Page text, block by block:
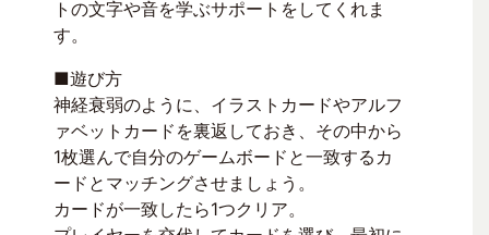
トの文字や音を学ぶサポートをしてくれま
す。
■遊び方
神経衰弱のように、イラストカードやアルフ
ァベットカードを裏返しておき、その中から
1枚選んで自分のゲームボードと一致するカ
ードとマッチングさせましょう。
カードが一致したら1つクリア。